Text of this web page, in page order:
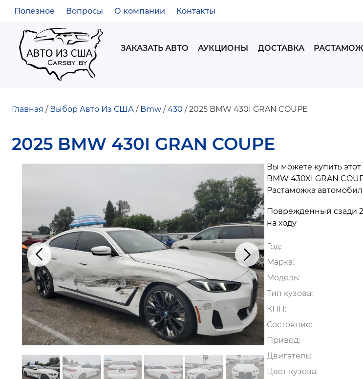
МЕНЮ
Полезное Вопросы О компании Контакты
MAIN
ЗАКАЗАТЬ АВТО АУКЦИОНЫ ДОСТАВКА
НАВИГАЦИИ
Главная Выбор Авто Из США Bmw 430 2025 BMW 430I GRAN COUPE
2025 BMW 430I GRAN COUPE
Вы можете купить
BMW 430XI GRAN
Растаможка
Поврежденный сзади
на ходу
Год
Марка
Модель
Тип кузова
КПП
Состояние
Привод
Двигатель
Цвет кузова